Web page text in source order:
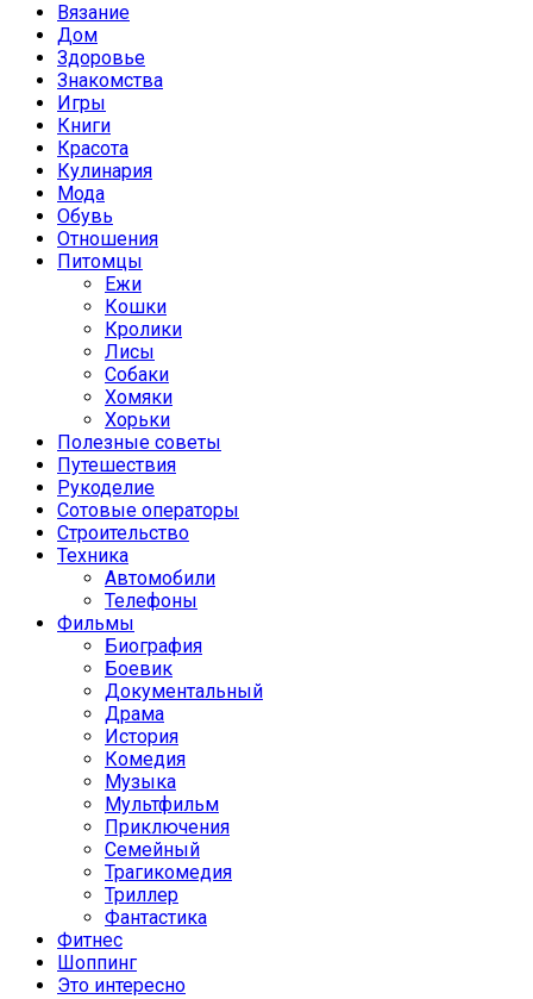
Вязание
Дом
Здоровье
Знакомства
Игры
Книги
Красота
Кулинария
Мода
Обувь
Отношения
Питомцы
Ежи
Кошки
Кролики
Лисы
Собаки
Хомяки
Хорьки
Полезные советы
Путешествия
Рукоделие
Сотовые операторы
Строительство
Техника
Автомобили
Телефоны
Фильмы
Биография
Боевик
Документальный
Драма
История
Комедия
Музыка
Мультфильм
Приключения
Семейный
Трагикомедия
Триллер
Фантастика
Фитнес
Шоппинг
Это интересно